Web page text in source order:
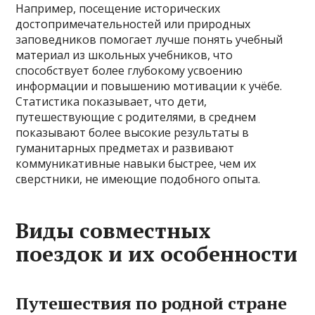
Например, посещение исторических
достопримечательностей или природных
заповедников помогает лучше понять учебный
материал из школьных учебников, что
способствует более глубокому усвоению
информации и повышению мотивации к учёбе.
Статистика показывает, что дети,
путешествующие с родителями, в среднем
показывают более высокие результаты в
гуманитарных предметах и развивают
коммуникативные навыки быстрее, чем их
сверстники, не имеющие подобного опыта.
Виды совместных
поездок и их особенности
Путешествия по родной стране